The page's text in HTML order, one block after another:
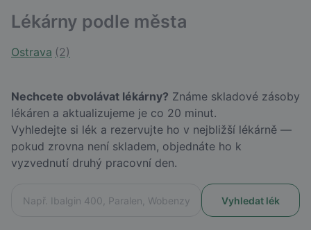
Lékárny podle města
Ostrava (2)
Nechcete obvolávat lékárny? Známe skladové zásoby
lékáren a aktualizujeme je co 20 minut.
Vyhledejte si lék a rezervujte ho v nejbližší lékárně —
pokud zrovna není skladem, objednáte ho k
vyzvednutí druhý pracovní den.